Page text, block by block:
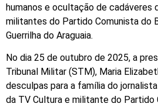
humanos e ocultação de cadáveres
militantes do Partido Comunista do
Guerrilha do Araguaia.
No dia 25 de outubro de 2025, a
Tribunal Militar (STM), Maria
desculpas para a família do
da TV Cultura e militante do Partido